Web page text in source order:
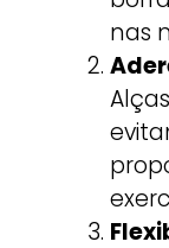
nas